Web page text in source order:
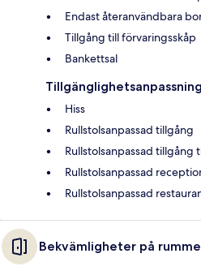
Endast återanvändbara
Tillgång till förvaringsskåp
Bankettsal
Tillgänglighetsanpassning
Hiss
Rullstolsanpassad tillgång
Rullstolsanpassad tillgång
Rullstolsanpassad
Rullstolsanpassad
Bekvämligheter på